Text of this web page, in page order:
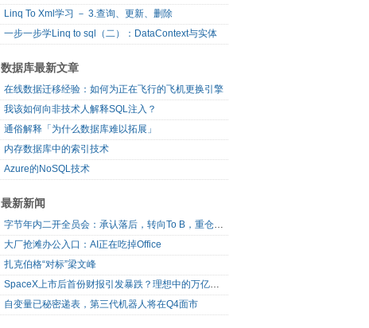
Linq To Xml学习 － 3.查询、更新、删除
一步一步学Linq to sql（二）：DataContext与实体
数据库最新文章
在线数据迁移经验：如何为正在飞行的飞机更换引擎
我该如何向非技术人解释SQL注入？
通俗解释「为什么数据库难以拓展」
内存数据库中的索引技术
Azure的NoSQL技术
最新新闻
字节年内二开全员会：承认落后，转向To B，重仓年轻人
大厂抢滩办公入口：AI正在吃掉Office
扎克伯格“对标”梁文峰
SpaceX上市后首份财报引发暴跌？理想中的万亿营收太空AI公司，正在靠地面AI云挣钱
自变量已秘密递表，第三代机器人将在Q4面市